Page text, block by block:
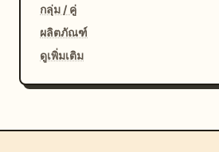
กลุ่ม / คู่
ผลิตภัณฑ์
ดูเพิ่มเติม